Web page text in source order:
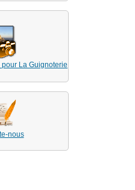
La Guignoterie
nous